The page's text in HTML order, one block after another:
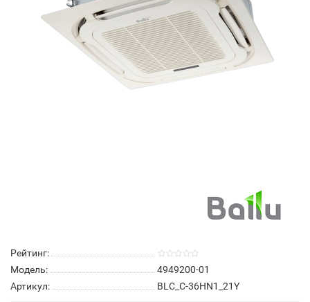
Рейтинг:
Модель:
4949200-01
Артикул:
BLC_C-36HN1_21Y